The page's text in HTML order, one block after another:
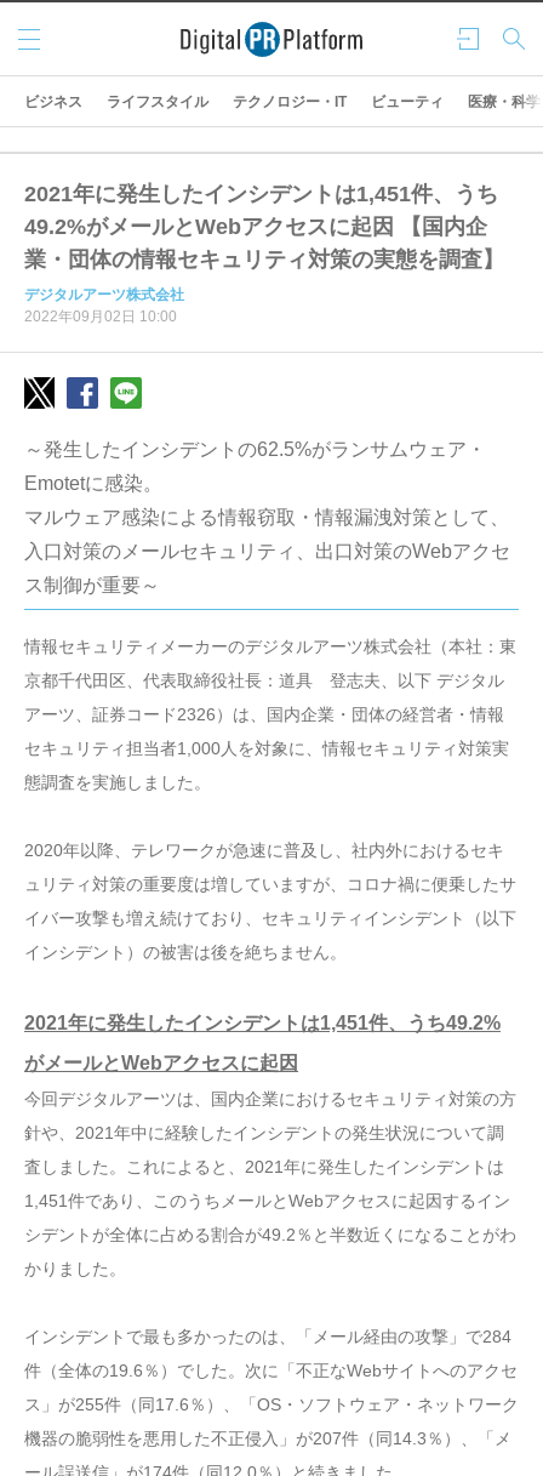
ログ
イン
検索
メニ
ュー
ビジネス ライフスタイル テクノロジー・IT ビューティ 医療・科学
2021年に発生したインシデントは1,451件、うち
49.2%がメールとWebアクセスに起因 【国内企
業・団体の情報セキュリティ対策の実態を調査】
デジタルアーツ株式会社
2022年09月02日 10:00
～発生したインシデントの62.5%がランサムウェア・
Emotetに感染。
マルウェア感染による情報窃取・情報漏洩対策として、
入口対策のメールセキュリティ、出口対策のWebアクセ
ス制御が重要～
情報セキュリティメーカーのデジタルアーツ株式会社（本社：東
京都千代田区、代表取締役社長：道具 登志夫、以下 デジタル
アーツ、証券コード2326）は、国内企業・団体の経営者・情報
セキュリティ担当者1,000人を対象に、情報セキュリティ対策実
態調査を実施しました。
2020年以降、テレワークが急速に普及し、社内外におけるセキ
ュリティ対策の重要度は増していますが、コロナ禍に便乗したサ
イバー攻撃も増え続けており、セキュリティインシデント（以下
インシデント）の被害は後を絶ちません。
2021年に発生したインシデントは1,451件、うち49.2%
がメールとWebアクセスに起因
今回デジタルアーツは、国内企業におけるセキュリティ対策の方
針や、2021年中に経験したインシデントの発生状況について調
査しました。これによると、2021年に発生したインシデントは
1,451件であり、このうちメールとWebアクセスに起因するイン
シデントが全体に占める割合が49.2％と半数近くになることがわ
かりました。
インシデントで最も多かったのは、「メール経由の攻撃」で284
件（全体の19.6％）でした。次に「不正なWebサイトへのアクセ
ス」が255件（同17.6％）、「OS・ソフトウェア・ネットワーク
機器の脆弱性を悪用した不正侵入」が207件（同14.3％）、「メ